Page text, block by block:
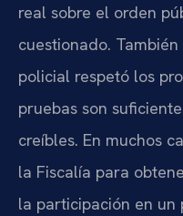
real sobre el orden
cuestionado.
policial respetó los
pruebas son
creíbles. En muchos
la Fiscalía para
la participación en un